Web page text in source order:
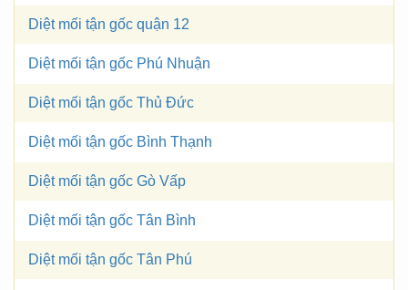
Diệt mối tận gốc quận 12
Diệt mối tận gốc Phú Nhuận
Diệt mối tận gốc Thủ Đức
Diệt mối tận gốc Bình Thạnh
Diệt mối tận gốc Gò Vấp
Diệt mối tận gốc Tân Bình
Diệt mối tận gốc Tân Phú